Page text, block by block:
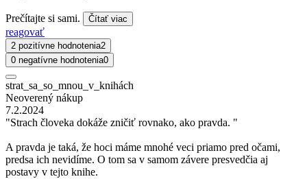
Prečítajte si sami. Čítať viac
reagovať
2 pozitívne hodnotenia2
0 negatívne hodnotenia0
strat_sa_so_mnou_v_knihách
Neoverený nákup
7.2.2024
"Strach človeka dokáže zničiť rovnako, ako pravda. "
A pravda je taká, že hoci máme mnohé veci priamo pred očami,
predsa ich nevidíme. O tom sa v samom závere presvedčia aj
postavy v tejto knihe.